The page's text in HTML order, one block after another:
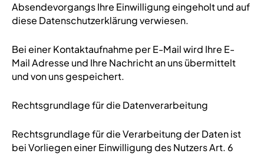
Absendevorgangs Ihre Einwilligung eingeholt und auf
diese Datenschutzerklärung verwiesen.
Bei einer Kontaktaufnahme per E-Mail wird Ihre E-
Mail Adresse und Ihre Nachricht an uns übermittelt
und von uns gespeichert.
Rechtsgrundlage für die Datenverarbeitung
Rechtsgrundlage für die Verarbeitung der Daten ist
bei Vorliegen einer Einwilligung des Nutzers Art. 6